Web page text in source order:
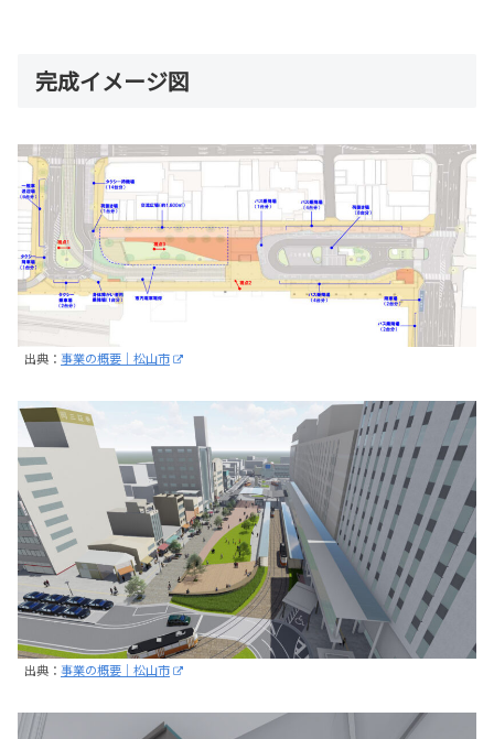
完成イメージ図
出典： 事業の概要｜松山市
出典： 事業の概要｜松山市